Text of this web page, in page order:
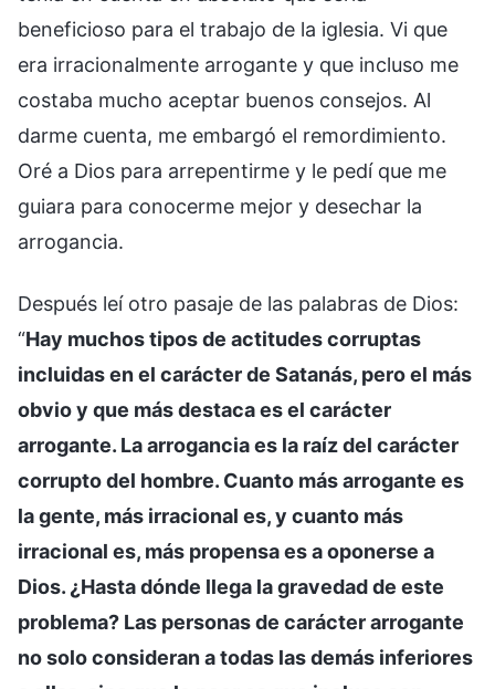
beneficioso para el trabajo de la iglesia. Vi que
era irracionalmente arrogante y que incluso me
costaba mucho aceptar buenos consejos. Al
darme cuenta, me embargó el remordimiento.
Oré a Dios para arrepentirme y le pedí que me
guiara para conocerme mejor y desechar la
arrogancia.
Después leí otro pasaje de las palabras de Dios:
“Hay muchos tipos de actitudes corruptas
incluidas en el carácter de Satanás, pero el más
obvio y que más destaca es el carácter
arrogante. La arrogancia es la raíz del carácter
corrupto del hombre. Cuanto más arrogante es
la gente, más irracional es, y cuanto más
irracional es, más propensa es a oponerse a
Dios. ¿Hasta dónde llega la gravedad de este
problema? Las personas de carácter arrogante
no solo consideran a todas las demás inferiores